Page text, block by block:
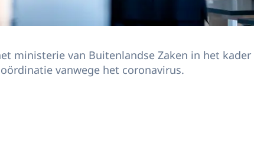
ministerie van Buitenlandse Zaken in het kader
vanwege het coronavirus.